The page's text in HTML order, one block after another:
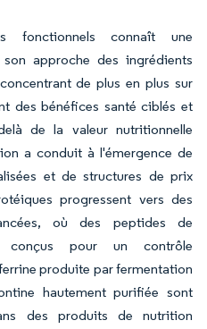
fonctionnels connaît une
approche des ingrédients
de plus en plus sur
des bénéfices santé ciblés et
de la valeur nutritionnelle
a conduit à l'émergence de
et de structures de prix
progressent vers des
où des peptides de
conçus pour un contrôle
produite par fermentation
hautement purifiée sont
des produits de nutrition